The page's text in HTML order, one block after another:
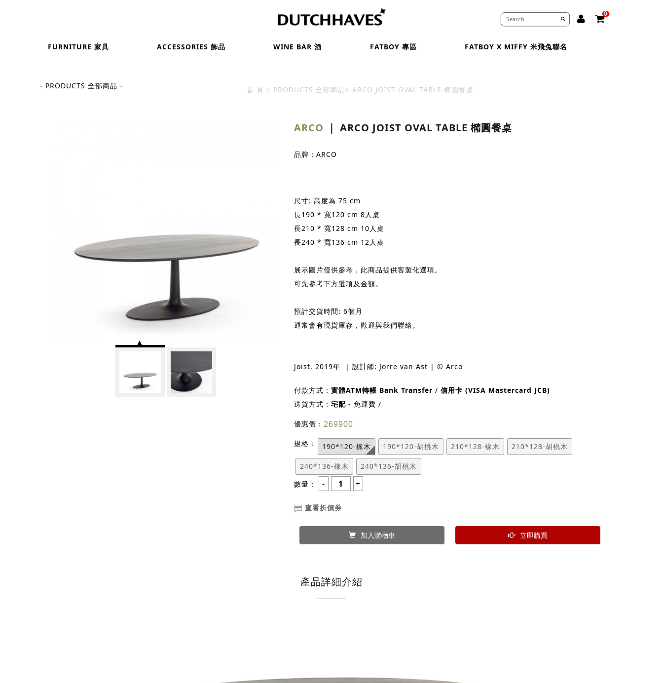
0
FURNITURE 家具 ACCESSORIES 飾品 WINE BAR 酒 FATBOY 專區 FATBOY X MIFFY 米飛兔聯名
- PRODUCTS 全部商品 - 首 頁 PRODUCTS 全部商品 ARCO JOIST OVAL TABLE 橢圓餐桌
ARCO ｜ ARCO JOIST OVAL TABLE 橢圓餐桌
品牌：ARCO
尺寸: 高度為 75 cm
長190 * 寬120 cm 8人桌
長210 * 寬128 cm 10人桌
長240 * 寬136 cm 12人桌
展示圖片僅供參考，此商品提供客製化選項。
可先參考下方選項及金額。
預計交貨時間: 6個月
通常會有現貨庫存，歡迎與我們聯絡。
Joist, 2019年 | 設計師: Jorre van Ast | © Arco
付款方式： 實體ATM轉帳 Bank Transfer / 信用卡 (VISA Mastercard JCB)
送貨方式： 宅配- 免運費 /
優惠價： 269900
規格： 190*120-橡木 190*120-胡桃木 210*128-橡木 210*128-胡桃木
240*136-橡木
240*136-胡桃木
數量：
查看折價券
加入購物車 立即購買
產品詳細介紹